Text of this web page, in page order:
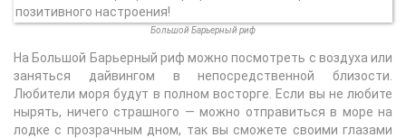
Большой Барьерный риф
На Большой Барьерный риф можно посмотреть с воздуха или
заняться дайвингом в непосредственной близости.
Любители моря будут в полном восторге. Если вы не любите
нырять, ничего страшного — можно отправиться в море на
лодке с прозрачным дном, так вы сможете своими глазами